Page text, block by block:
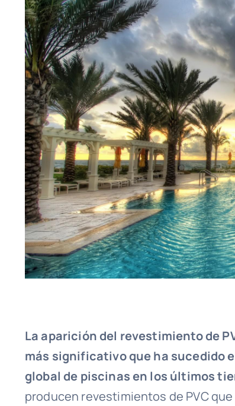
La aparición del revestimiento de
más significativo que ha sucedido
global de piscinas en los últimos
producen revestimientos de PVC